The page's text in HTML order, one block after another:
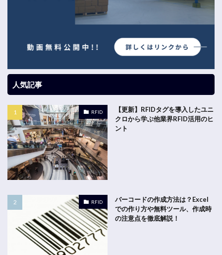
人気記事
RFID
【更新】RFIDタグを導入したユニ
クロから学ぶ他業界RFID活用のヒ
ント
RFID
バーコードの作成方法は？Excel
での作り方や無料ツール、作成時
の注意点を徹底解説！